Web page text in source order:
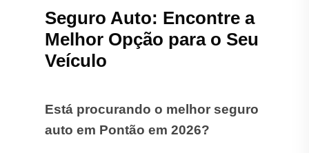
Seguro Auto: Encontre a
Melhor Opção para o Seu
Veículo
Está procurando o melhor seguro
auto em Pontão em 2026?